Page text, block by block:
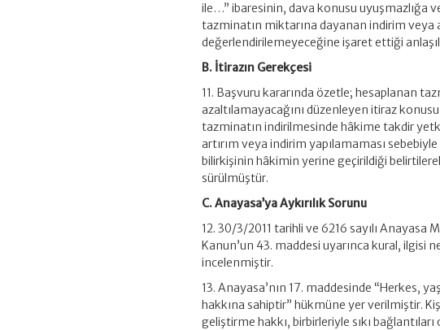
ile…” ibaresinin, dava konusu uyuşmazlığa
tazminatın miktarına dayanan indirim veya
değerlendirilemeyeceğine işaret ettiği
B. İtirazın Gerekçesi
11. Başvuru kararında özetle; hesaplanan
azaltılamayacağını düzenleyen itiraz
tazminatın indirilmesinde hâkime takdir
artırım veya indirim yapılamaması
bilirkişinin hâkimin yerine geçirildiği
sürülmüştür.
C. Anayasa’ya Aykırılık Sorunu
12. 30/3/2011 tarihli ve 6216 sayılı Anayasa
Kanun’un 43. maddesi uyarınca kural, ilgisi
incelenmiştir.
13. Anayasa’nın 17. maddesinde “Herkes,
hakkına sahiptir” hükmüne yer verilmiştir.
geliştirme hakkı, birbirleriyle sıkı